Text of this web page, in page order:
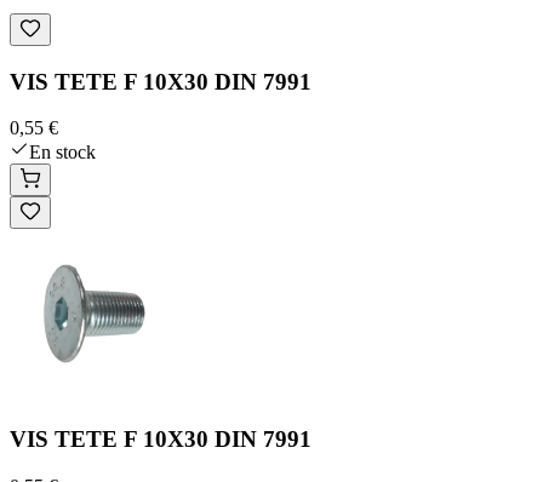
VIS TETE F 10X30 DIN 7991
0,55 €
En stock
VIS TETE F 10X30 DIN 7991